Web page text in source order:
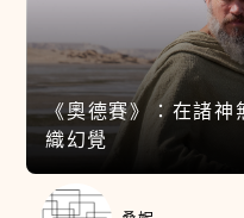
《奧德賽》：在諸神
織幻覺